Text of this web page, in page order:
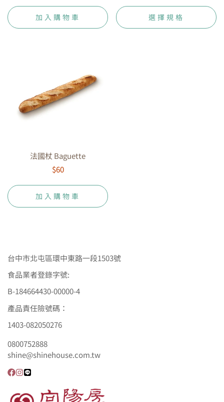
加入購物車 選擇規格
法國杖 Baguette
$60
加入購物車
台中市北屯區環中東路一段1503號
食品業者登錄字號:
B-184664430-00000-4
產品責任險號碼：
1403-082050276
0800752888
shine@shinehouse.com.tw